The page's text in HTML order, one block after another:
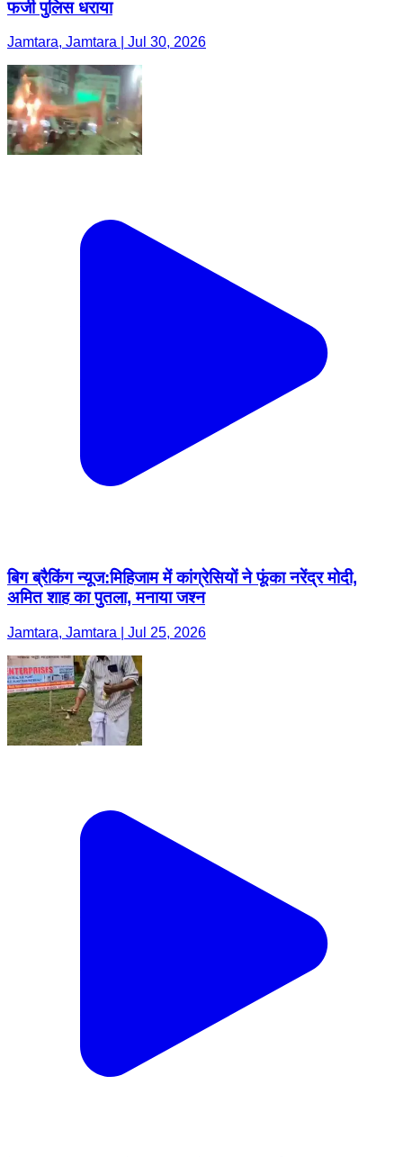
फर्जी पुलिस धराया
Jamtara, Jamtara | Jul 30, 2026
बिग ब्रैकिंग न्यूज:मिहिजाम में कांग्रेसियों ने फूंका नरेंद्र मोदी,
अमित शाह का पुतला, मनाया जश्न
Jamtara, Jamtara | Jul 25, 2026